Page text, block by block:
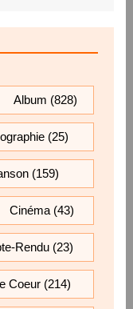
Album (828)
(25)
(159)
Cinéma(43)
Rendu (23)
Coeur(214)